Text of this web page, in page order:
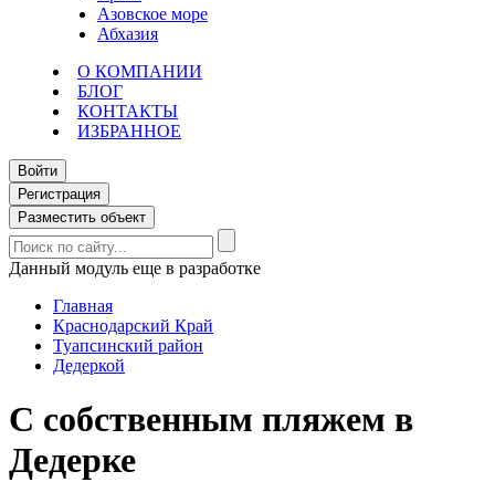
Азовское море
Абхазия
О КОМПАНИИ
БЛОГ
КОНТАКТЫ
ИЗБРАННОЕ
Войти
Регистрация
Разместить объект
Данный модуль еще в разработке
Главная
Краснодарский Край
Туапсинский район
Дедеркой
С собственным пляжем в
Дедерке